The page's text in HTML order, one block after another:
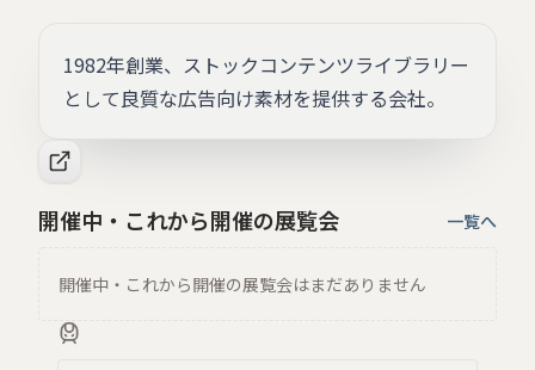
1982年創業、ストックコンテンツライブラリー
として良質な広告向け素材を提供する会社。
開催中・これから開催の展覧会 一覧へ
開催中・これから開催の展覧会はまだありません